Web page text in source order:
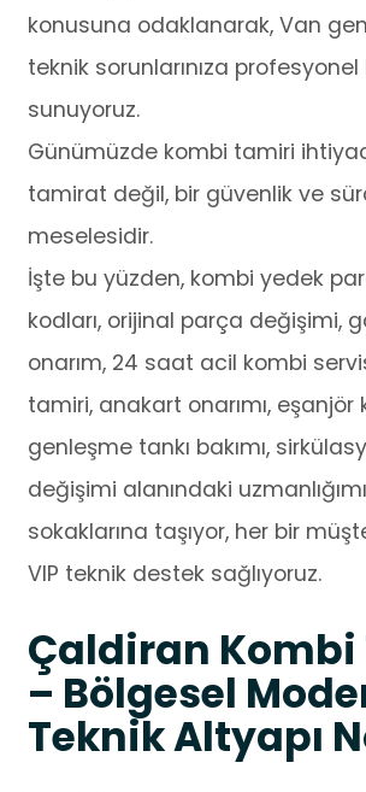
konusuna odaklanarak, Van
teknik sorunlarınıza
sunuyoruz.
Günümüzde kombi tamiri
tamirat değil, bir güvenlik ve
meselesidir.
İşte bu yüzden, kombi yedek
kodları, orijinal parça değişimi,
onarım, 24 saat acil kombi
tamiri, anakart onarımı, eşanjör
genleşme tankı bakımı,
değişimi alanındaki
sokaklarına taşıyor, her bir
VIP teknik destek sağlıyoruz.
Çaldiran
– Bölgesel
Teknik Altyapı